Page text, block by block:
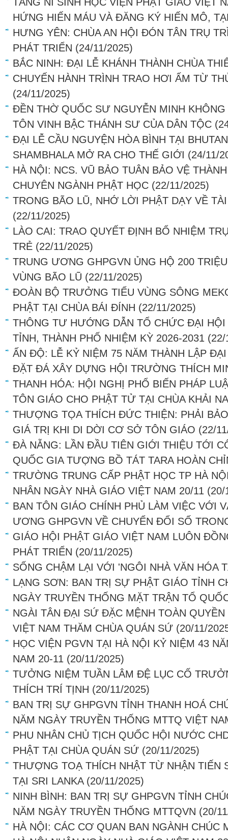
HỨNG HIẾN MÁU VÀ ĐĂNG KÝ HIẾN MÔ,
HƯNG YÊN: CHÙA AN HỘI ĐÓN TÂN TRỤ
PHÁT TRIỂN (24/11/2025)
BẮC NINH: ĐẠI LỄ KHÁNH THÀNH CHÙA
CHUYẾN HÀNH TRÌNH TRAO HƠI ẤM TỪ
(24/11/2025)
ĐỀN THỜ QUỐC SƯ NGUYỄN MINH
TÔN VINH BẬC THÁNH SƯ CỦA DÂN TỘC
ĐẠI LỄ CẦU NGUYỆN HÒA BÌNH TẠI
SHAMBHALA MỞ RA CHO THẾ GIỚI (24/11/
HÀ NỘI: NCS. VŨ BẢO TUÂN BẢO VỆ
CHUYÊN NGÀNH PHẬT HỌC (22/11/2025)
TRONG BÃO LŨ, NHỚ LỜI PHẬT DẠY VỀ
(22/11/2025)
LÀO CAI: TRAO QUYẾT ĐỊNH BỔ NHIỆM
TRẺ (22/11/2025)
TRUNG ƯƠNG GHPGVN ỦNG HỘ 200
VÙNG BÃO LŨ (22/11/2025)
ĐOÀN BỘ TRƯỞNG TIỂU VÙNG SÔNG
PHẬT TẠI CHÙA BÁI ĐÍNH (22/11/2025)
THÔNG TƯ HƯỚNG DẪN TỔ CHỨC ĐẠI
TỈNH, THÀNH PHỐ NHIỆM KỲ 2026-2031 (22/
ẤN ĐỘ: LỄ KỶ NIỆM 75 NĂM THÀNH LẬP
ĐẶT ĐÁ XÂY DỰNG HỘI TRƯỜNG THÍCH
THANH HÓA: HỘI NGHỊ PHỔ BIẾN PHÁP
TÔN GIÁO CHO PHẬT TỬ TẠI CHÙA KHẢI
THƯỢNG TỌA THÍCH ĐỨC THIỆN: PHẢI
GIÁ TRỊ KHI DI DỜI CƠ SỞ TÔN GIÁO (22/
ĐÀ NẴNG: LẦN ĐẦU TIÊN GIỚI THIỆU TỚI
QUỐC GIA TƯỢNG BỒ TÁT TARA HOÀN
TRƯỜNG TRUNG CẤP PHẬT HỌC TP HÀ
NHÂN NGÀY NHÀ GIÁO VIỆT NAM 20/11 (20/
BAN TÔN GIÁO CHÍNH PHỦ LÀM VIỆC VỚI
ƯƠNG GHPGVN VỀ CHUYỂN ĐỔI SỐ
GIÁO HỘI PHẬT GIÁO VIỆT NAM LUÔN
PHÁT TRIỂN (20/11/2025)
SỐNG CHẬM LẠI VỚI 'NGÔI NHÀ VĂN HÓA
LẠNG SƠN: BAN TRỊ SỰ PHẬT GIÁO TỈNH
NGÀY TRUYỀN THỐNG MẶT TRẬN TỔ
NGÀI TÂN ĐẠI SỨ ĐẶC MỆNH TOÀN
VIỆT NAM THĂM CHÙA QUÁN SỨ (20/11/
HỌC VIỆN PGVN TẠI HÀ NỘI KỶ NIỆM 43
NAM 20-11 (20/11/2025)
TƯỞNG NIỆM TUẦN LÂM ĐỆ LỤC CỐ
THÍCH TRÍ TỊNH (20/11/2025)
BAN TRỊ SỰ GHPGVN TỈNH THANH HOÁ
NĂM NGÀY TRUYỀN THỐNG MTTQ VIỆT
PHU NHÂN CHỦ TỊCH QUỐC HỘI NƯỚC
PHẬT TẠI CHÙA QUÁN SỨ (20/11/2025)
THƯỢNG TOẠ THÍCH NHẬT TỪ NHẬN TIẾN
TẠI SRI LANKA (20/11/2025)
NINH BÌNH: BAN TRỊ SỰ GHPGVN TỈNH
NĂM NGÀY TRUYỀN THỐNG MTTQVN (20/
HÀ NỘI: CÁC CƠ QUAN BAN NGÀNH CHÚC